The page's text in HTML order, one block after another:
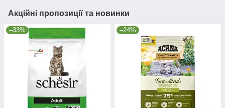
Акційні пропозиції та новинки
–33% –24%